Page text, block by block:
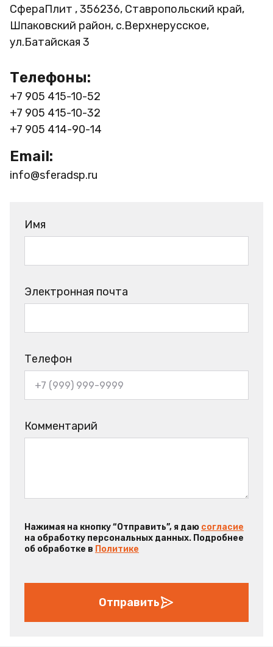
СфераПлит , 356236, Ставропольский край,
Шпаковский район, с.Верхнерусское,
ул.Батайская 3
Телефоны:
+7 905 415-10-52
+7 905 415-10-32
+7 905 414-90-14
Email:
info@sferadsp.ru
Имя
Электронная почта
Телефон
Комментарий
Нажимая на кнопку “Отправить”, я даю согласие
на обработку персональных данных. Подробнее
об обработке в Политике
Отправить